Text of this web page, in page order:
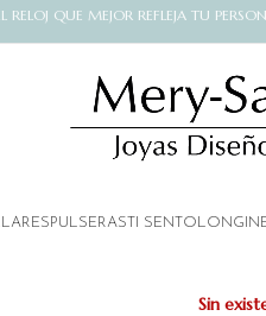
RELOJ QUE MEJOR REFLEJA TU
PULSERASTI SENTO
Sin